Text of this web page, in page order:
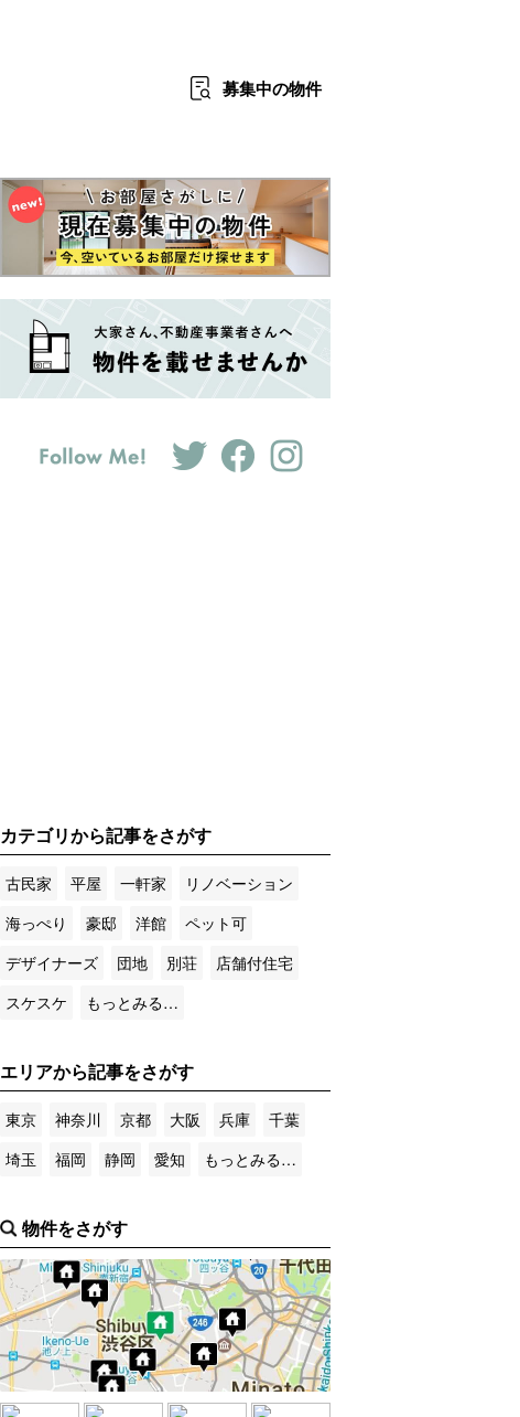
募集中の物件
カテゴリから記事をさがす
古民家 平屋 一軒家
リノベーション
海っぺり
豪邸 洋館
ペット可
デザイナーズ
団地 別荘
店舗付住宅
スケスケ
もっとみる…
エリアから記事をさがす
東京 神奈川 京都 大阪 兵庫
千葉
埼玉
福岡 静岡 愛知 もっとみる…
物件をさがす